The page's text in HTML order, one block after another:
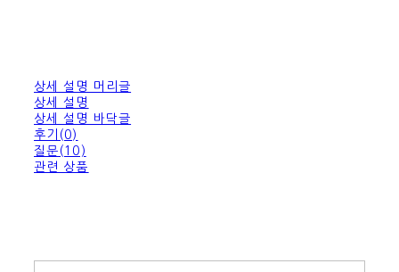
상세 설명 머리글
상세 설명
상세 설명 바닥글
후기(0)
질문(10)
관련 상품